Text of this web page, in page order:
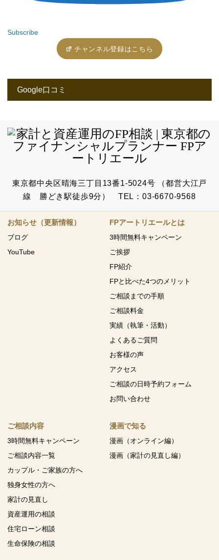
Subscribe
チャンネル登録はこちら
Google口コミ
東京都中央区晴海三丁目13番1-5024号 （都営大江戸
線 勝どき駅徒歩9分） TEL：03-6670-9568
お知らせ（更新情報）
ブログ
YouTube
FPアートリエールとは
3時間無料キャンペーン
ご挨拶
FP紹介
FPと比べた4つのメリット
ご相談までの手順
ご相談料金
実績（執筆・活動）
よくあるご質問
お客様の声
アクセス
ご相談の日時予約フォーム
お問い合わせ
ご相談内容
3時間無料キャンペーン
ご相談内容一覧
カップル・ご家族の方へ
独身女性の方へ
家計の見直し
資産運用の相談
住宅ローン相談
生命保険の相談
漫画で知る
漫画（オンライン編）
漫画（家計の見直し編）